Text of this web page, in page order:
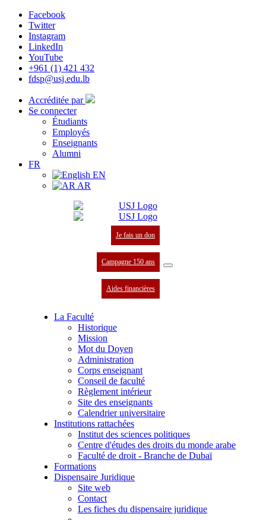
Facebook
Twitter
Instagram
LinkedIn
YouTube
+961 (1) 421 432
fdsp@usj.edu.lb
Accréditée par
Se connecter
Étudiants
Employés
Enseignants
Alumni
FR
EN
AR
Je fais un don
Campagne 150 ans
Aides financières
La Faculté
Historique
Mission
Mot du Doyen
Administration
Corps enseignant
Conseil de faculté
Règlement intérieur
Site des enseignants
Calendrier universitaire
Institutions rattachées
Institut des sciences politiques
Centre d'études des droits du monde arabe
Faculté de droit - Branche de Dubaï
Formations
Dispensaire Juridique
Site web
Contact
Les fiches du dispensaire juridique